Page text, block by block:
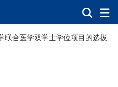
联合医学双学士学位项目的选拔